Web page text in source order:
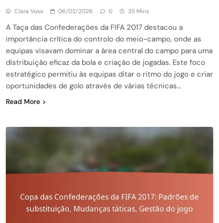
Clara Voss 06/02/2026 0 35 Mins
A Taça das Confederações da FIFA 2017 destacou a
importância crítica do controlo do meio-campo, onde as
equipas visavam dominar a área central do campo para uma
distribuição eficaz da bola e criação de jogadas. Este foco
estratégico permitiu às equipas ditar o ritmo do jogo e criar
oportunidades de golo através de várias técnicas…
Read More